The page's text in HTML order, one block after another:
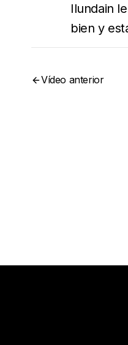
Ilundain
bien y
Vídeo anterior